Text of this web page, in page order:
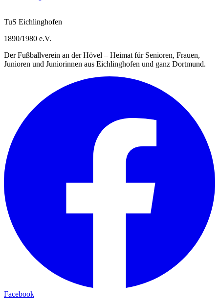
TuS Eichlinghofen
1890/1980 e.V.
Der Fußballverein an der Hövel – Heimat für Senioren, Frauen,
Junioren und Juniorinnen aus Eichlinghofen und ganz Dortmund.
Facebook